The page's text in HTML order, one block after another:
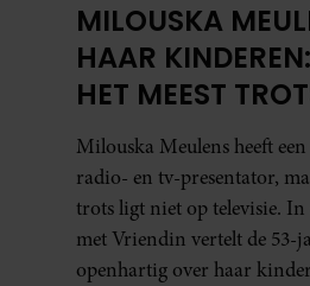
MILOUSKA
HAAR
HET MEEST
Milouska Meulens heeft
radio- en tv-presentator,
trots ligt niet op televisie.
met Vriendin vertelt de 53-
openhartig over haar